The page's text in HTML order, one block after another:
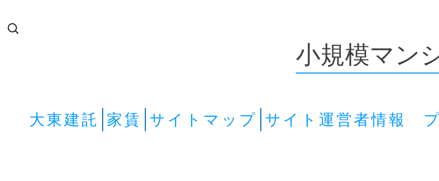
検
索:
小規模マン
大東建託 家賃 サイトマップ サイト運営者情報